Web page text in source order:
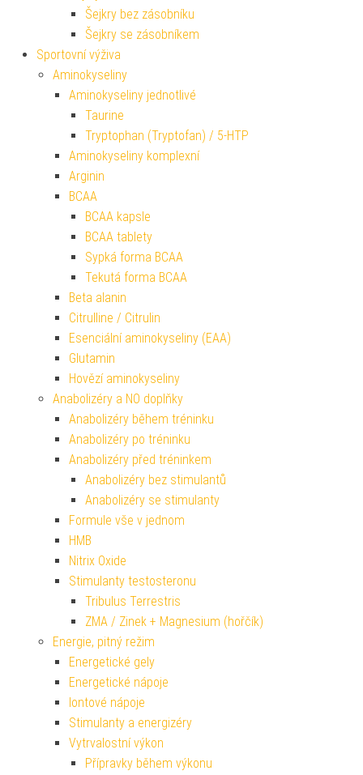
Šejkry bez zásobníku
Šejkry se zásobníkem
Sportovní výživa
Aminokyseliny
Aminokyseliny jednotlivé
Taurine
Tryptophan (Tryptofan) / 5-HTP
Aminokyseliny komplexní
Arginin
BCAA
BCAA kapsle
BCAA tablety
Sypká forma BCAA
Tekutá forma BCAA
Beta alanin
Citrulline / Citrulin
Esenciální aminokyseliny (EAA)
Glutamin
Hovězí aminokyseliny
Anabolizéry a NO doplňky
Anabolizéry během tréninku
Anabolizéry po tréninku
Anabolizéry před tréninkem
Anabolizéry bez stimulantů
Anabolizéry se stimulanty
Formule vše v jednom
HMB
Nitrix Oxide
Stimulanty testosteronu
Tribulus Terrestris
ZMA / Zinek + Magnesium (hořčík)
Energie, pitný režim
Energetické gely
Energetické nápoje
Iontové nápoje
Stimulanty a energizéry
Vytrvalostní výkon
Přípravky během výkonu